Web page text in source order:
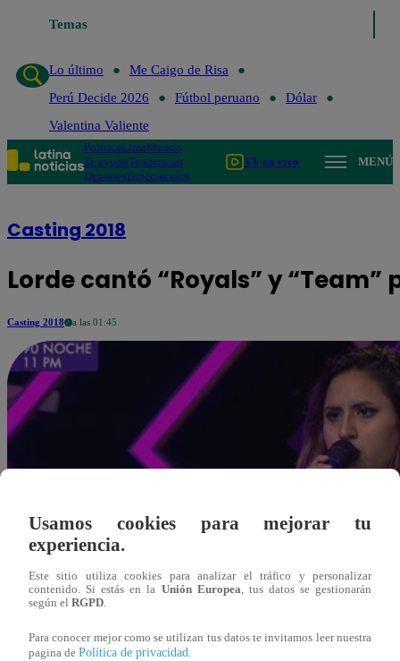
Temas
Lo último
Me Caigo de Risa
Perú Decide 2026
Fútbol peruano
Dólar
Valentina Valiente
PolíticaLimaMundo
Te ayudoTendencias
DeportesEspectáculos
TV en vivo MENÚ
Casting 2018
Lorde cantó “Royals” y
Casting 2018 a las 01:45
Usamos cookies para mejorar tu
experiencia.
Este sitio utiliza cookies para analizar el tráfico y personalizar
contenido. Si estás en la Unión Europea, tus datos se gestionarán
según el RGPD.
Para conocer mejor como se utilizan tus datos te invitamos leer nuestra
pagina de Política de privacidad.